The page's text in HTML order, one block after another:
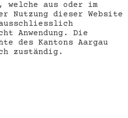
aus oder im
Nutzung dieser Website
Anwendung. Die
des Kantons Aargau
zuständig.